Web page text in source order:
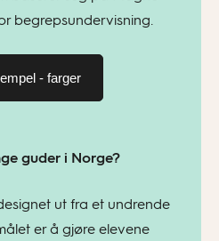
begrepsundervisning.
- farger
guder i Norge?
ut fra et undrende
er å gjøre elevene